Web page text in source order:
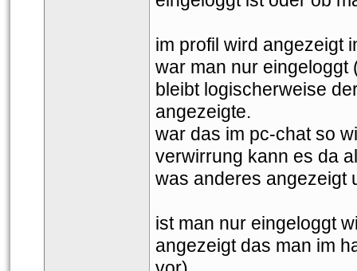
im profil wird angezeigt
war man nur eingeloggt
bleibt logischerweise
angezeigte.
war das im pc-chat so
verwirrung kann es da
was anderes angezeigt
ist man nur eingeloggt
angezeigt das man im